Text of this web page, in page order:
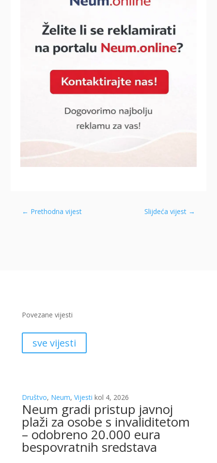
← Prethodna vijest Slijdeća vijest →
Povezane vijesti
sve vijesti
Društvo, Neum, Vijesti kol 4, 2026
Neum gradi pristup javnoj
plaži za osobe s invaliditetom
– odobreno 20.000 eura
bespovratnih sredstava